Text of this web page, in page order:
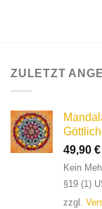
ZULETZT
49,90 €
Kein
§19 (1)
zzgl.